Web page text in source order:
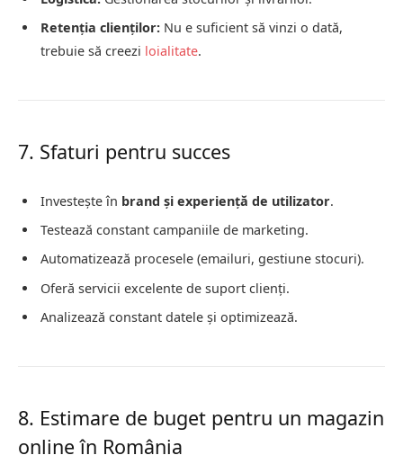
Retenția clienților: Nu e suficient să vinzi o dată,
trebuie să creezi loialitate.
7. Sfaturi pentru succes
Investește în brand și experiență de utilizator.
Testează constant campaniile de marketing.
Automatizează procesele (emailuri, gestiune stocuri).
Oferă servicii excelente de suport clienți.
Analizează constant datele și optimizează.
8. Estimare de buget pentru un magazin
online în România